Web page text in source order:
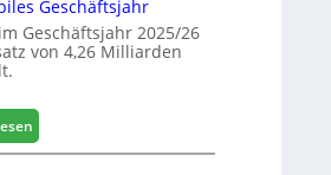
t
L
o
s
t
Geschäftsjahr
Geschäftsjahr 2025/26
von 4,26 Milliarden
E